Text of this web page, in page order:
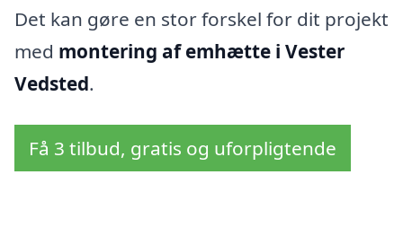
Det kan gøre en stor forskel for dit projekt
med montering af emhætte i Vester
Vedsted.
Få 3 tilbud, gratis og uforpligtende